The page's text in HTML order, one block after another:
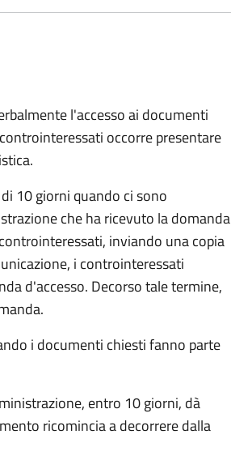
l'accesso ai documenti
occorre presentare
10 giorni quando ci sono
che ha ricevuto la domanda
inviando una copia
i controinteressati
d'accesso. Decorso tale termine,
i documenti chiesti fanno parte
entro 10 giorni, dà
ricomincia a decorrere dalla